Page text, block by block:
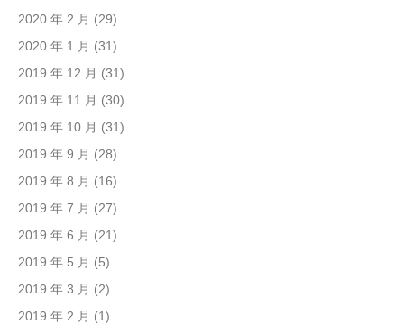
2020 年 2 月 (29)
2020 年 1 月 (31)
2019 年 12 月 (31)
2019 年 11 月 (30)
2019 年 10 月 (31)
2019 年 9 月 (28)
2019 年 8 月 (16)
2019 年 7 月 (27)
2019 年 6 月 (21)
2019 年 5 月 (5)
2019 年 3 月 (2)
2019 年 2 月 (1)